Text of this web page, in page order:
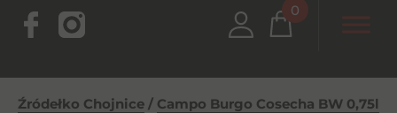
0
Źródełko Chojnice / Campo Burgo Cosecha BW 0,75l